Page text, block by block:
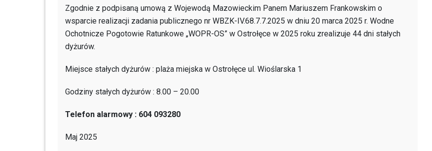
stałych
dyżurów
2025
dotacja
Zgodnie z podpisaną umową z Wojewodą Mazowieckim Panem Mariuszem Frankowskim o
wsparcie realizacji zadania publicznego nr WBZK-IV.68.7.7.2025 w dniu 20 marca 2025 r. Wodne
Ochotnicze Pogotowie Ratunkowe „WOPR-OS” w Ostrołęce w 2025 roku zrealizuje 44 dni stałych
dyżurów.
Miejsce stałych dyżurów : plaża miejska w Ostrołęce ul. Wioślarska 1
Godziny stałych dyżurów : 8.00 – 20.00
Telefon alarmowy : 604 093280
Maj 2025